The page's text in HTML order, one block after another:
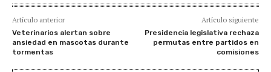
Artículo anterior
Veterinarios alertan sobre
ansiedad en mascotas durante
tormentas
Artículo siguiente
Presidencia legislativa rechaza
permutas entre partidos en
comisiones